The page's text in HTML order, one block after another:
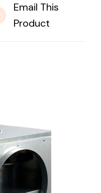
Email This
Product